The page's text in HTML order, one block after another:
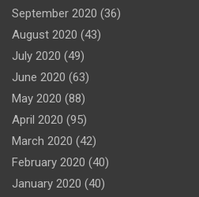
September 2020 (36)
August 2020 (43)
July 2020 (49)
June 2020 (63)
May 2020 (88)
April 2020 (95)
March 2020 (42)
February 2020 (40)
January 2020 (40)